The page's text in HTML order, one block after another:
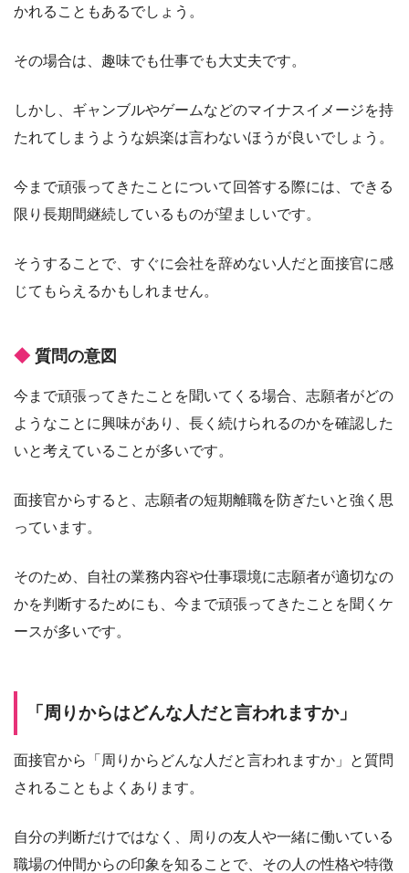
かれることもあるでしょう。
その場合は、趣味でも仕事でも大丈夫です。
しかし、ギャンブルやゲームなどのマイナスイメージを持
たれてしまうような娯楽は言わないほうが良いでしょう。
今まで頑張ってきたことについて回答する際には、できる
限り長期間継続しているものが望ましいです。
そうすることで、すぐに会社を辞めない人だと面接官に感
じてもらえるかもしれません。
質問の意図
今まで頑張ってきたことを聞いてくる場合、志願者がどの
ようなことに興味があり、長く続けられるのかを確認した
いと考えていることが多いです。
面接官からすると、志願者の短期離職を防ぎたいと強く思
っています。
そのため、自社の業務内容や仕事環境に志願者が適切なの
かを判断するためにも、今まで頑張ってきたことを聞くケ
ースが多いです。
「周りからはどんな人だと言われますか」
面接官から「周りからどんな人だと言われますか」と質問
されることもよくあります。
自分の判断だけではなく、周りの友人や一緒に働いている
職場の仲間からの印象を知ることで、その人の性格や特徴